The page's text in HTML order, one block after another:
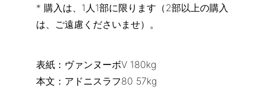
* 購入は、1人1部に限ります（2部以上の購入
は、ご遠慮くださいませ）。
表紙：ヴァンヌーボV 180kg
本文：アドニスラフ80 57kg